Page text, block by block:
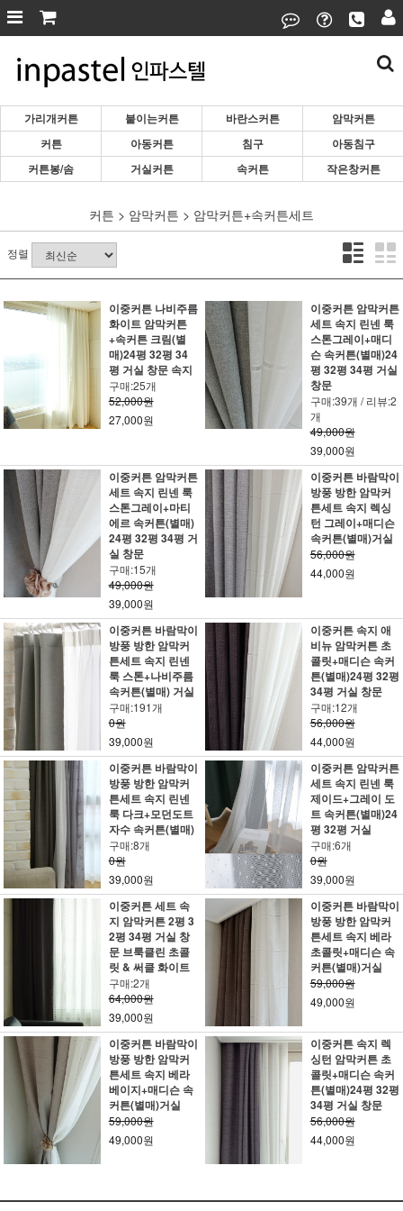
가리개커튼 붙이는커튼 바란스커튼
암막커튼
커튼
아동커튼 침구
아동침구
커튼봉/솜
거실커튼 속커튼 작은창커튼
커튼 > 암막커튼 > 암막커튼+속커튼세트
정렬
이중커튼 나비주름
화이트 암막커튼
+속커튼 크림(별
매)24평 32평 34
평 거실 창문 속지
구매:25개
52,000원
27,000원
이중커튼 암막커튼
세트 속지 린넨 룩
스톤그레이+매디
슨 속커튼(별매)24
평 32평 34평 거실
창문
구매:39개 / 리뷰:2
개
49,000원
39,000원
이중커튼 암막커튼
세트 속지 린넨 룩
스톤그레이+마티
에르 속커튼(별매)
24평 32평 34평 거
실 창문
구매:15개
49,000원
39,000원
이중커튼 바람막이
방풍 방한 암막커
튼세트 속지 렉싱
턴 그레이+매디슨
속커튼(별매)거실
56,000원
44,000원
이중커튼 바람막이
방풍 방한 암막커
튼세트 속지 린넨
룩 스톤+나비주름
속커튼(별매) 거실
구매:191개
0원
39,000원
이중커튼 속지 애
비뉴 암막커튼 초
콜릿+매디슨 속커
튼(별매)24평 32평
34평 거실 창문
구매:12개
56,000원
44,000원
이중커튼 바람막이
방풍 방한 암막커
튼세트 속지 린넨
룩 다크+모던도트
자수 속커튼(별매)
구매:8개
0원
39,000원
이중커튼 암막커튼
세트 속지 린넨 룩
제이드+그레이 도
트 속커튼(별매)24
평 32평 거실
구매:6개
0원
39,000원
이중커튼 세트 속
지 암막커튼 2평 3
2평 34평 거실 창
문 브룩클린 초콜
릿 & 써클 화이트
구매:2개
64,000원
39,000원
이중커튼 바람막이
방풍 방한 암막커
튼세트 속지 베라
초콜릿+매디슨 속
커튼(별매)거실
59,000원
49,000원
이중커튼 바람막이
방풍 방한 암막커
튼세트 속지 베라
베이지+매디슨 속
커튼(별매)거실
59,000원
49,000원
이중커튼 속지 렉
싱턴 암막커튼 초
콜릿+매디슨 속커
튼(별매)24평 32평
34평 거실 창문
56,000원
44,000원